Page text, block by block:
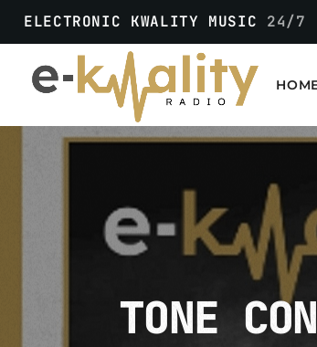
ELECTRONIC KWALITY MUSIC 24/7
TONE